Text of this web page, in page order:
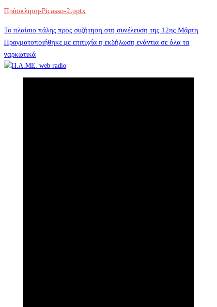
Πρόσκληση-Picasso-2.pptx
Πλοήγηση
άρθρων
Το πλαίσιο πάλης προς συζήτηση στη συνέλευση της 12ης Μάρτη
Πραγματοποιήθηκε με επιτυχία η εκδήλωση ενάντια σε όλα τα
ναρκωτικά